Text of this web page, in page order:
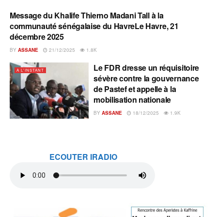
A L'INSTANT
Message du Khalife Thierno Madani Tall à la
communauté sénégalaise du HavreLe Havre, 21
décembre 2025
BY ASSANE 21/12/2025 1.8K
A L'INSTANT
Le FDR dresse un réquisitoire
sévère contre la gouvernance
de Pastef et appelle à la
mobilisation nationale
BY ASSANE 18/12/2025 1.9K
ECOUTER IRADIO